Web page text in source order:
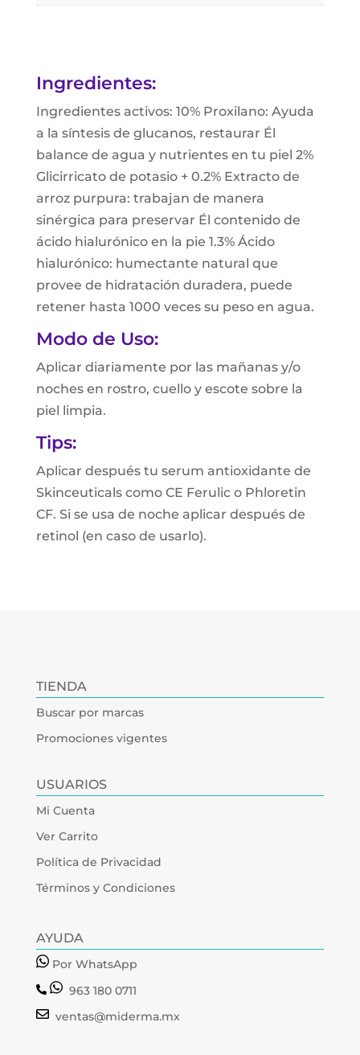
Ingredientes:
Ingredientes activos: 10% Proxilano: Ayuda
a la síntesis de glucanos, restaurar Él
balance de agua y nutrientes en tu piel 2%
Glicirricato de potasio + 0.2% Extracto de
arroz purpura: trabajan de manera
sinérgica para preservar Él contenido de
ácido hialurónico en la pie 1.3% Ácido
hialurónico: humectante natural que
provee de hidratación duradera, puede
retener hasta 1000 veces su peso en agua.
Modo de Uso:
Aplicar diariamente por las mañanas y/o
noches en rostro, cuello y escote sobre la
piel limpia.
Tips:
Aplicar después tu serum antioxidante de
Skinceuticals como CE Ferulic o Phloretin
CF. Si se usa de noche aplicar después de
retinol (en caso de usarlo).
TIENDA
Buscar por marcas
Promociones vigentes
USUARIOS
Mi Cuenta
Ver Carrito
Política de Privacidad
Términos y Condiciones
AYUDA
Por WhatsApp
963 180 0711
ventas@miderma.mx